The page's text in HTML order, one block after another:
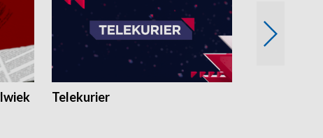
Telekurier